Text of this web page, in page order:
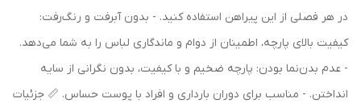
در هر فصلی از این پیراهن استفاده کنید. - بدون آبرفت و رنگ‌رفت:
کیفیت بالای پارچه، اطمینان از دوام و ماندگاری لباس را به شما می‌دهد.
- عدم بدن‌نما بودن: پارچه ضخیم و با کیفیت، بدون نگرانی از سایه
انداختن. - مناسب برای دوران بارداری و افراد با پوست حساس. 📏 جزئیات